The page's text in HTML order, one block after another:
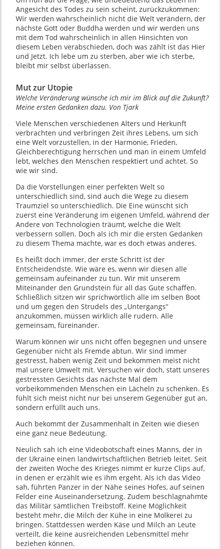
Angesicht des Todes zu sein scheint, zurückzukommen:
Wir werden wahrscheinlich nicht die Welt verändern, der
nächste Gott oder Buddha werden und wir werden uns
mit dem Tod wahrscheinlich in allen Hinsichten von
diesem Leben verabschieden, doch was zählt ist das Hier
und Jetzt. Ich lebe um zu sterben, aber wie ich sterbe,
bleibt mir selbst überlassen.
Mut zur Utopie
Welche Veränderung wünsche ich mir im Blick auf die Zukunft?
Meine ersten Gedanken dazu. Von Tjark
Viele Menschen verschiedenen Alters und Herkunft
verbrachten und verbringen Zeit ihres Lebens, um sich
eine Welt vorzustellen, in der Harmonie, Frieden,
Gleichberechtigung herrschen und man in einem Umfeld
lebt, welches den Menschen respektiert und achtet. So
wie wir sind.
Da die Vorstellungen einer perfekten Welt so
unterschiedlich sind, sind auch die Wege zu diesem
Traumziel so unterschiedlich. Die Eine wünscht sich
zuerst eine Veränderung im eigenen Umfeld, während der
Andere von Technologien träumt, welche die Welt
verbessern sollen. Doch als ich mir die ersten Gedanken
zu diesem Thema machte, war es doch etwas anderes.
Es heißt doch immer, der erste Schritt ist der
Entscheidendste. Wie wäre es, wenn wir diesen alle
gemeinsam aufeinander zu tun. Wir mit unserem
Miteinander den Grundstein für all das Gute schaffen.
Schließlich sitzen wir sprichwörtlich alle im selben Boot
und um gegen den Strudels des „Untergangs“
anzukommen, müssen wirklich alle rudern. Alle
gemeinsam, füreinander.
Warum können wir uns nicht offen begegnen und unsere
Gegenüber nicht als Fremde abtun. Wir sind immer
gestresst, haben wenig Zeit und bekommen meist nicht
mal unsere Umwelt mit. Versuchen wir doch, statt unseres
gestressten Gesichts das nächste Mal dem
vorbeikommenden Menschen ein Lächeln zu schenken. Es
fühlt sich meist nicht nur bei unserem Gegenüber gut an,
sondern erfüllt auch uns.
Auch bekommt der Zusammenhalt in Zeiten wie diesen
eine ganz neue Bedeutung.
Neulich sah ich eine Videobotschaft eines Manns, der in
der Ukraine einen landwirtschaftlichen Betrieb leitet. Seit
der zweiten Woche des Krieges nimmt er kurze Clips auf,
in denen er erzählt wie es ihm ergeht. Als ich das Video
sah, führten Panzer in der Nähe seines Hofes, auf seinen
Felder eine Auseinandersetzung. Zudem beschlagnahmte
das Militär sämtlichen Treibstoff. Keine Möglichkeit
besteht mehr, die Milch der Kühe in eine Molkerei zu
bringen. Stattdessen werden Käse und Milch an Leute
verteilt, die keine ausreichenden Lebensmittel mehr
beziehen können.